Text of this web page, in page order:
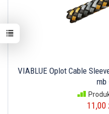
VIABLUE Oplot Cable
mb
11,00